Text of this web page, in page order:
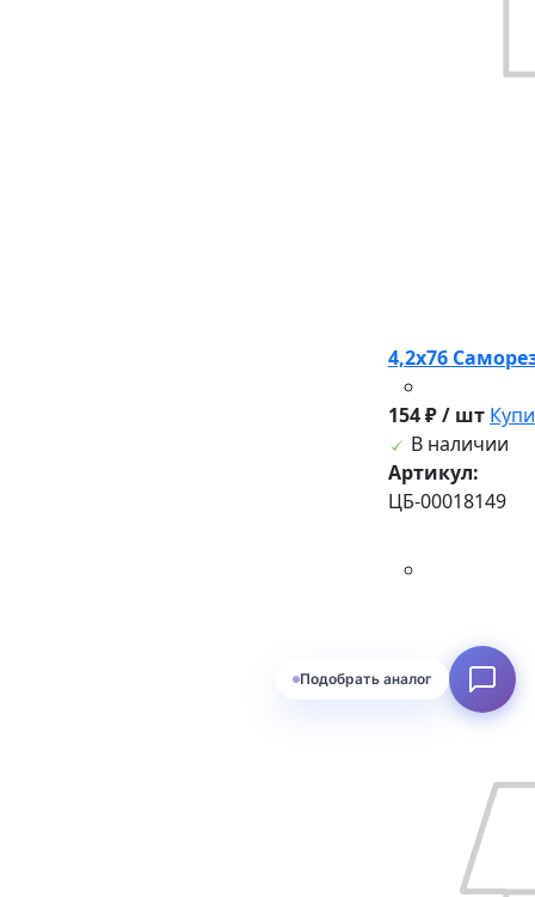
4,2х76
154 ₽ / шт
В наличии
Артикул:
ЦБ-00018149
Подобрать аналог